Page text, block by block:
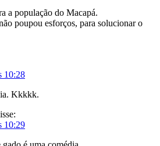
a população do Macapá.
poupou esforços, para solucionar o
10:28
Kkkkk.
10:29